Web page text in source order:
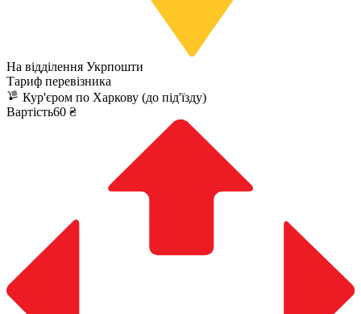
На відділення Укрпошти
Тариф перевізника
Кур'єром по Харкову (до під'їзду)
Вартість60 ₴